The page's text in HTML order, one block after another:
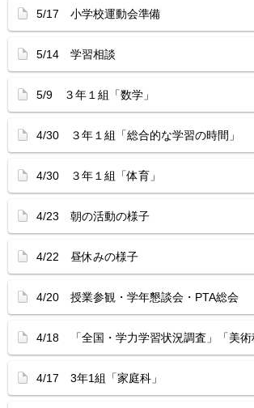
5/17 小学校運動会準備
5/14 学習相談
5/9 ３年１組「数学」
4/30 ３年１組「総合的な学習の時間」
4/30 ３年１組「体育」
4/23 朝の活動の様子
4/22 昼休みの様子
4/20 授業参観・学年懇談会・PTA総会
4/18 「全国・学力学習状況調査」「美術
4/17 3年1組「家庭科」